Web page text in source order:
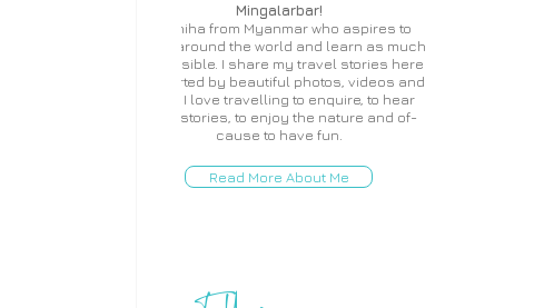
Mingalarbar!
I'm Thiha from Myanmar who aspires to
travel around the world and learn as much
as possible. I share my travel stories here
supported by beautiful photos, videos and
more. I love travelling to enquire, to hear
local stories, to enjoy the nature and of-
cause to have fun.
Read More About Me